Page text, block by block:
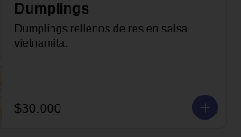
Dumplings
Dumplings rellenos de res en salsa
vietnamita.
$30.000